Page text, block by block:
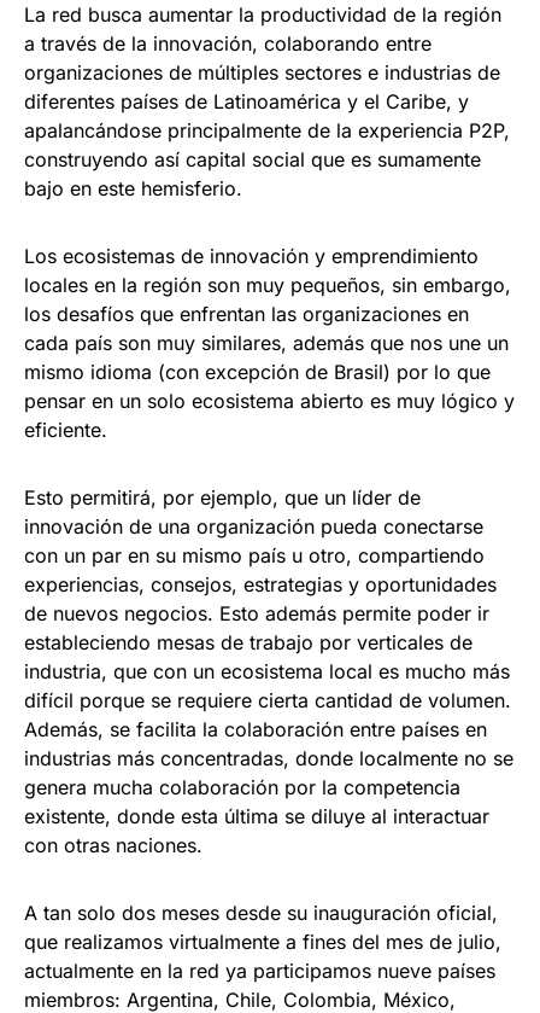
La red busca aumentar la productividad de la región
a través de la innovación, colaborando entre
organizaciones de múltiples sectores e industrias de
diferentes países de Latinoamérica y el Caribe, y
apalancándose principalmente de la experiencia P2P,
construyendo así capital social que es sumamente
bajo en este hemisferio.
Los ecosistemas de innovación y emprendimiento
locales en la región son muy pequeños, sin embargo,
los desafíos que enfrentan las organizaciones en
cada país son muy similares, además que nos une un
mismo idioma (con excepción de Brasil) por lo que
pensar en un solo ecosistema abierto es muy lógico y
eficiente.
Esto permitirá, por ejemplo, que un líder de
innovación de una organización pueda conectarse
con un par en su mismo país u otro, compartiendo
experiencias, consejos, estrategias y oportunidades
de nuevos negocios. Esto además permite poder ir
estableciendo mesas de trabajo por verticales de
industria, que con un ecosistema local es mucho más
difícil porque se requiere cierta cantidad de volumen.
Además, se facilita la colaboración entre países en
industrias más concentradas, donde localmente no se
genera mucha colaboración por la competencia
existente, donde esta última se diluye al interactuar
con otras naciones.
A tan solo dos meses desde su inauguración oficial,
que realizamos virtualmente a fines del mes de julio,
actualmente en la red ya participamos nueve países
miembros: Argentina, Chile, Colombia, México,